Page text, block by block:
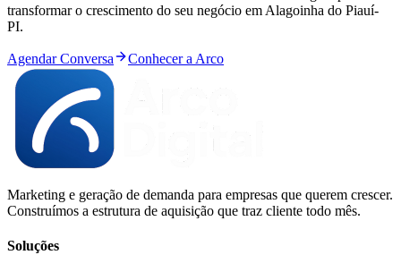
transformar o crescimento do seu negócio em Alagoinha do Piauí-
PI.
Agendar Conversa Conhecer a Arco
Marketing e geração de demanda para empresas que querem crescer.
Construímos a estrutura de aquisição que traz cliente todo mês.
Soluções